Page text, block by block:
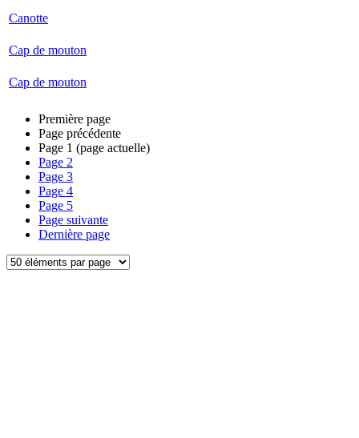
Canotte
Cap de mouton
Cap de mouton
Première page
Page précédente
Page 1 (page actuelle)
Page 2
Page 3
Page 4
Page 5
Page suivante
Dernière page